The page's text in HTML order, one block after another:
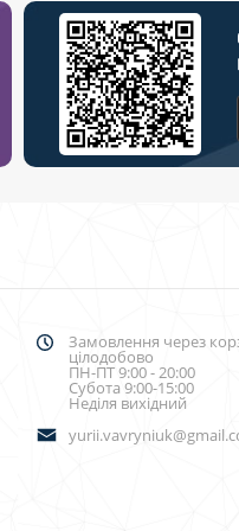
Замовлення через
цілодобово
ПН-ПТ 9:00 - 20:00
Субота 9:00-15:00
Неділя вихідний